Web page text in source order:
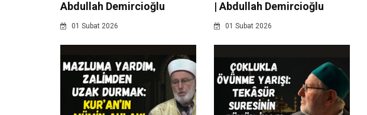
Abdullah Demircioğlu
01 Subat 2026
| Abdullah Demircioğlu
01 Subat 2026